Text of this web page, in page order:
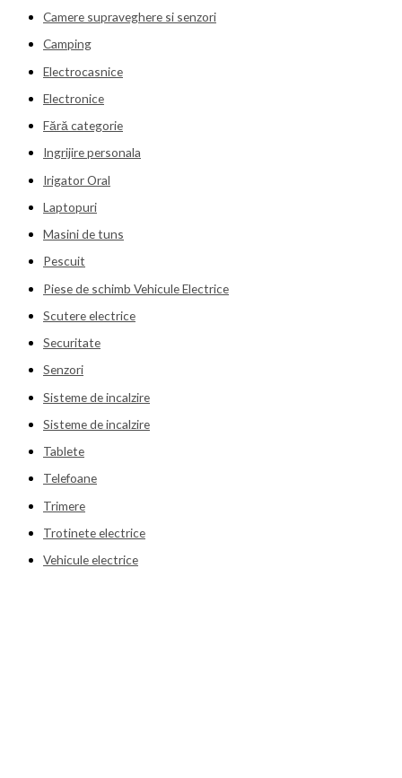
Camere supraveghere si senzori
Camping
Electrocasnice
Electronice
Fără categorie
Ingrijire personala
Irigator Oral
Laptopuri
Masini de tuns
Pescuit
Piese de schimb Vehicule Electrice
Scutere electrice
Securitate
Senzori
Sisteme de incalzire
Sisteme de incalzire
Tablete
Telefoane
Trimere
Trotinete electrice
Vehicule electrice